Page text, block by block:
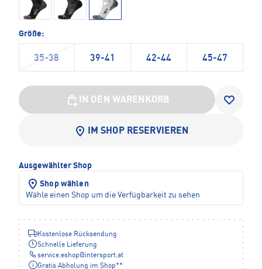
Größe:
35-38 39-41 42-44 45-47
IN DEN WARENKORB
IM SHOP RESERVIEREN
Ausgewählter Shop
Shop wählen
Wähle einen Shop um die Verfügbarkeit zu sehen
Kostenlose Rücksendung
Schnelle Lieferung
service.eshop@intersport.at
Gratis Abholung im Shop**